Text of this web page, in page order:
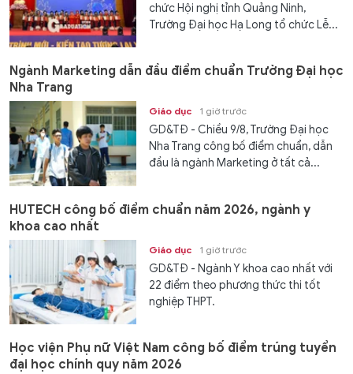
chức Hội nghị tỉnh Quảng Ninh,
Trường Đại học Hạ Long tổ chức Lễ...
Ngành Marketing dẫn đầu điểm chuẩn Trường Đại học
Nha Trang
Giáo dục 1 giờ trước
GD&TĐ - Chiều 9/8, Trường Đại học
Nha Trang công bố điểm chuẩn, dẫn
đầu là ngành Marketing ở tất cả...
HUTECH công bố điểm chuẩn năm 2026, ngành y
khoa cao nhất
Giáo dục 1 giờ trước
GD&TĐ - Ngành Y khoa cao nhất với
22 điểm theo phương thức thi tốt
nghiệp THPT.
Học viện Phụ nữ Việt Nam công bố điểm trúng tuyển
đại học chính quy năm 2026